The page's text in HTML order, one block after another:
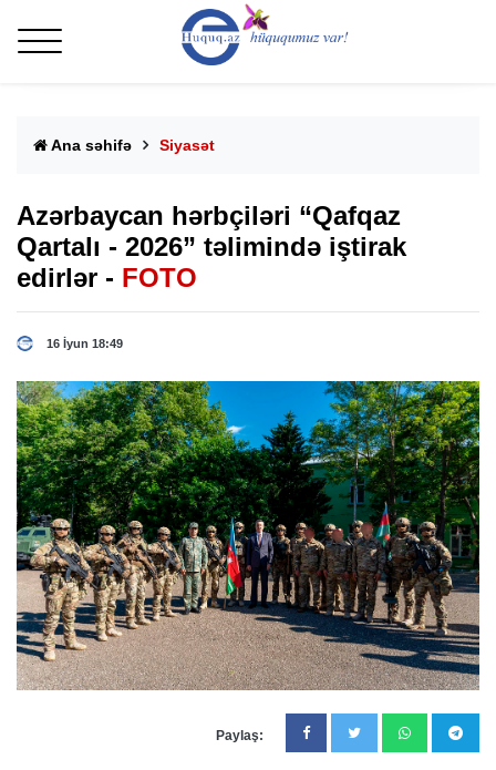
Ana səhifə Siyasət
Azərbaycan hərbçiləri “Qafqaz
Qartalı - 2026” təlimində iştirak
edirlər - FOTO
16 İyun 18:49
Paylaş: